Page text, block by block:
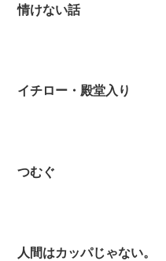
情けない話
イチロー・殿堂入り
つむぐ
人間はカッパじゃない。